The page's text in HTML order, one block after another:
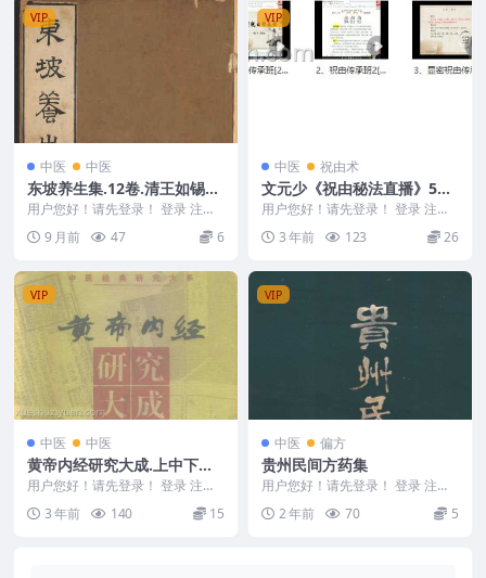
VIP
中医 中医
东坡养生集.12卷.清王如锡辑.
丘象升批评.清康熙时期书林
陈道生刊本.pdf
用户您好！请先登录！ 登录 注册
东坡养生集.12卷.清王如锡辑.丘象
升批评.清...
9 月前 47 6
VIP
中医 祝由术
文元少《祝由秘法直播》5集
视频 百度网盘下载
用户您好！请先登录！ 登录 注册
文元少《祝由秘法直播》5集(1) Y
2308-...
3 年前 123 26
VIP
中医 中医
黄帝内经研究大成.上中下册p
df电子档1000页
用户您好！请先登录！ 登录 注册
黄帝内经研究大成.上中下册pdf电
子档1000...
3 年前 140 15
VIP
中医 偏方
贵州民间方药集
用户您好！请先登录！ 登录 注册
2 年前 70 5